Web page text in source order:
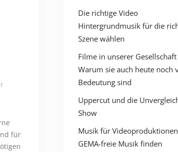
für
Die richtige Video
Hintergrundmusik für die
Szene wählen
Filme in unserer Gesellschaft
Warum sie auch heute noch
Bedeutung sind
Uppercut und die
Show
Musik für
GEMA-freie Musik finden